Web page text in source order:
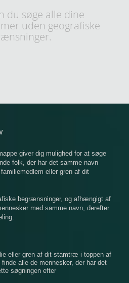
du søge alle dine
uden geografiske
giver dig mulighed for at søge
folk, der har det samme navn
eller gren af ​​dit
begrænsninger, og afhængigt af
med samme navn, derefter
eller gren af ​​dit stamtræ i toppen af
alle de mennesker, der har det
søgningen efter